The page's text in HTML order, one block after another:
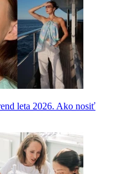
leta 2026. Ako nosiť